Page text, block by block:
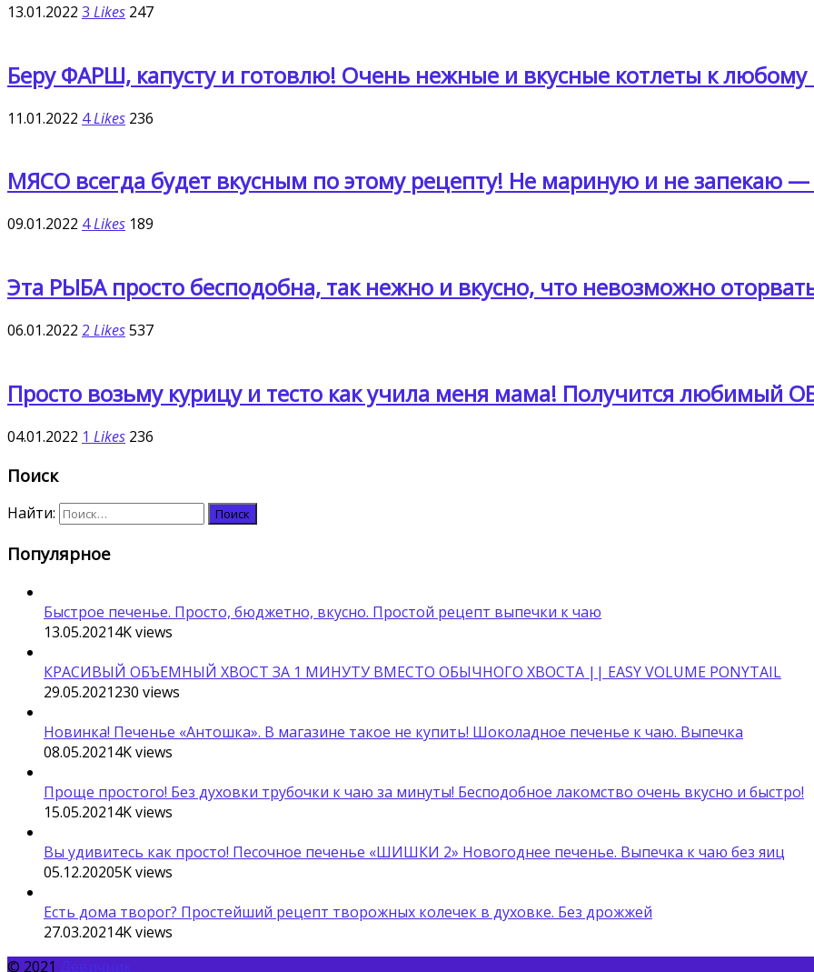
13.01.2022 3 Likes 247
Беру ФАРШ, капусту и готовлю! Очень нежные и вкусные котлеты к любому
11.01.2022 4Likes 236
МЯСО всегда будет вкусным по этому рецепту! Не мариную и не запекаю
09.01.2022 4Likes 189
Эта РЫБА просто бесподобна, так нежно и вкусно, что невозможно
06.01.2022 2 Likes537
Просто возьму курицу и тесто как учила меня мама! Получится любимый
04.01.2022 1 Likes 236
Поиск
Найти:
Популярное
Быстрое печенье. Просто, бюджетно, вкусно. Простой рецепт выпечки к чаю
13.05.20214Kviews
КРАСИВЫЙ ОБЪЕМНЫЙ ХВОСТ ЗА 1 МИНУТУ ВМЕСТО ОБЫЧНОГО ХВОСТА || EASY VOLUME PONYTAIL
29.05.2021230 views
Новинка! Печенье «Антошка». В магазине такое не купить! Шоколадное печенье к чаю. Выпечка
08.05.20214Kviews
Проще простого! Без духовки трубочки к чаю за минуты! Бесподобное лакомство очень вкусно и быстро!
15.05.20214Kviews
Вы удивитесь как просто! Песочное печенье «ШИШКИ 2» Новогоднее печенье. Выпечка к чаю без яиц
05.12.20205Kviews
Есть дома творог? Простейший рецепт творожных колечек в духовке. Без дрожжей
27.03.20214Kviews
© 2021